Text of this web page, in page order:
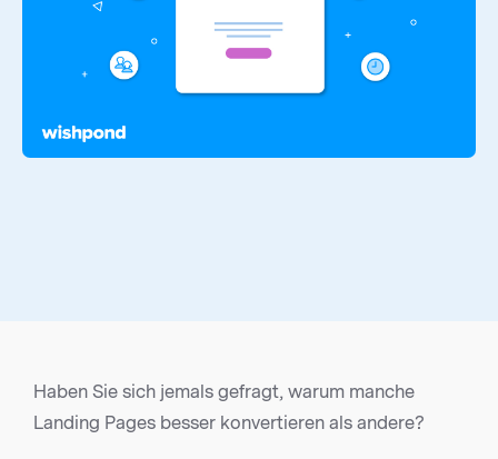
Haben Sie sich jemals gefragt, warum manche
Landing Pages besser konvertieren als andere?